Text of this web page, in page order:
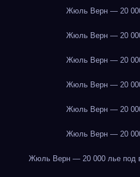
Жюль Верн — 20
Жюль Верн — 20
Жюль Верн — 20
Жюль Верн — 20
Жюль Верн — 20
Жюль Верн — 20
Жюль Верн — 20 000 лье под